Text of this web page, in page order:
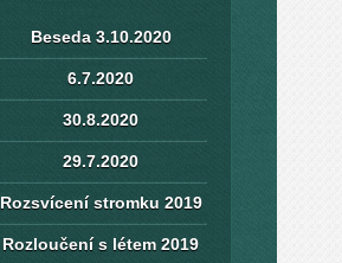
Beseda 3.10.2020
6.7.2020
30.8.2020
29.7.2020
Rozsvícení stromku 2019
Rozloučení s létem 2019